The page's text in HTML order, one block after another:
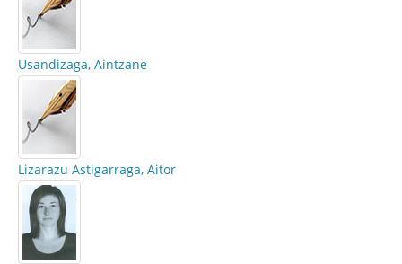
Usandizaga, Aintzane
Lizarazu Astigarraga, Aitor